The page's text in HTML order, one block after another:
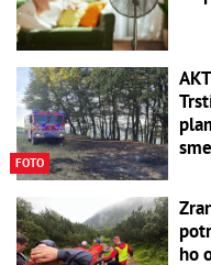
FOTO
ho